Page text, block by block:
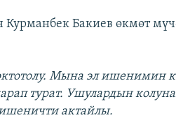
Бакиев өкмөт
Мына эл ишенимин
турат. Ушулардын
актайлы.